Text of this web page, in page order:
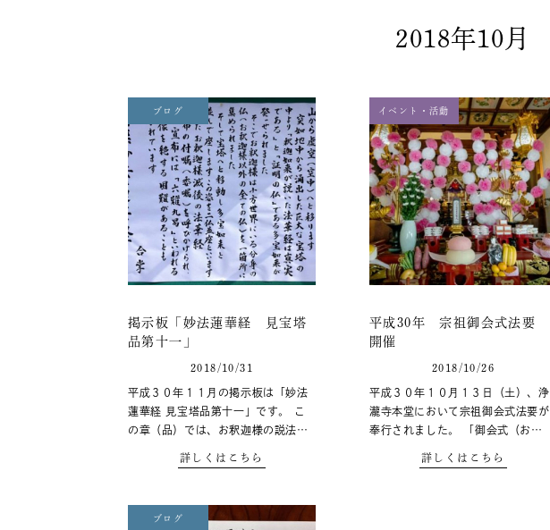
2018年10月
ブログ
掲示板「妙法蓮華経 見宝塔
品第十一」
2018/10/31
平成３０年１１月の掲示板は「妙法
蓮華経 見宝塔品第十一」です。 こ
の章（品）では、お釈迦様の説法…
詳しくはこちら
イベント・活動
平成30年 宗祖御会式法要
開催
2018/10/26
平成３０年１０月１３日（土）、浄
瀧寺本堂において宗祖御会式法要が
奉行されました。 「御会式（お…
詳しくはこちら
ブログ